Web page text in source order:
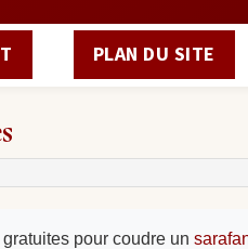
PLAN DU SITE
pour coudre un